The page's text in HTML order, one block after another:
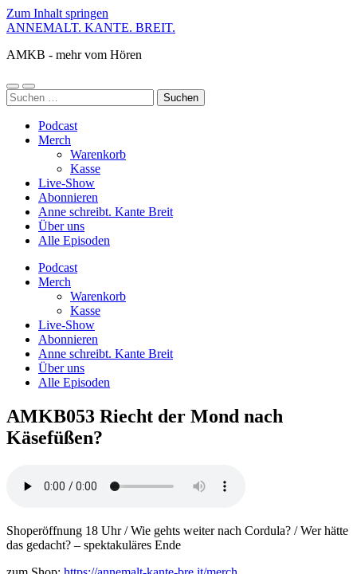
Zum Inhalt springen
ANNEMALT. KANTE. BREIT.
AMKB - mehr vom Hören
Mobile-
Menü
Suchfeld
ein-/ausblenden
Suchen
nach:
Podcast
Merch
Warenkorb
Kasse
Live-Show
Abonnieren
Anne schreibt. Kante Breit
Über uns
Alle Episoden
Podcast
Merch
Warenkorb
Kasse
Live-Show
Abonnieren
Anne schreibt. Kante Breit
Über uns
Alle Episoden
AMKB053 Riecht der Mond nach
Käsefüßen?
Shoperöffnung 18 Uhr / Wie gehts weiter nach Cordula? / Wer hätte
das gedacht? – spektakuläres Ende